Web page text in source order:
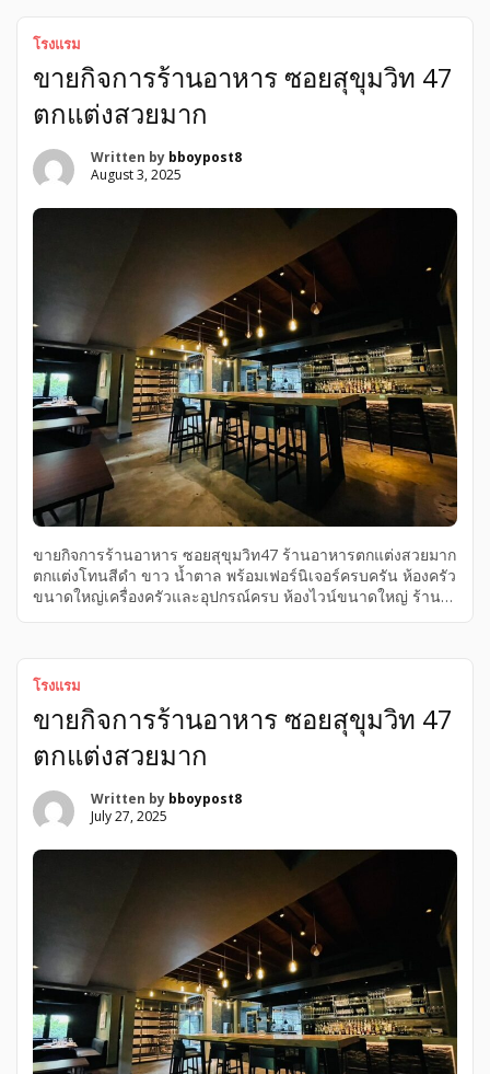
โรงแรม
ขายกิจการร้านอาหาร ซอยสุขุมวิท 47
ตกแต่งสวยมาก
Written by bboypost8
August 3, 2025
ขายกิจการร้านอาหาร ซอยสุขุมวิท47 ร้านอาหารตกแต่งสวยมาก
ตกแต่งโทนสีดำ ขาว น้ำตาล พร้อมเฟอร์นิเจอร์ครบครัน ห้องครัว
ขนาดใหญ่เครื่องครัวและอุปกรณ์ครบ ห้องไวน์ขนาดใหญ่ ร้าน
ด้านนอกอาคาร 500 ตารางเมตร สามารถรองรับลูกค้าได้
คงเหลืออีก 15 ปี มีค่าใช้จ่ายค่าเช่าที่ดิน 209,000 บาท/เดือน
ราคา 4,500,000 บาท Tel 091~541~5556 Line ID :
boynidabbb รายละเอียดทรัพย์ :: – ภายในอาคารแบ่งเป็น 2 ชั้น
โรงแรม
ขายกิจการร้านอาหาร ซอยสุขุมวิท 47
ตกแต่งสวยมาก
Written by bboypost8
July 27, 2025